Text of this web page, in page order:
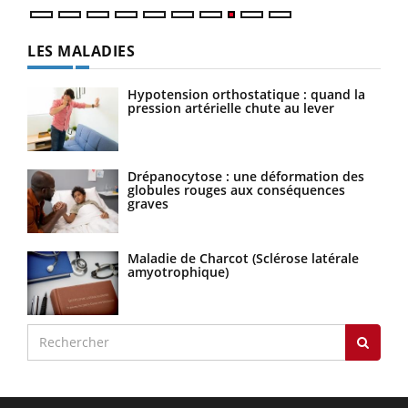
LES MALADIES
Hypotension orthostatique : quand la
pression artérielle chute au lever
Drépanocytose : une déformation des
globules rouges aux conséquences
graves
Maladie de Charcot (Sclérose latérale
amyotrophique)